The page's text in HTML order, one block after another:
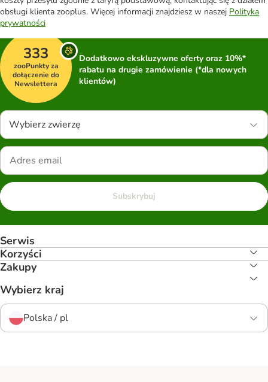
obsługi klienta zooplus. Więcej informacji znajdziesz w naszej Polityka
prywatności
333
zooPunkty za
dołączenie do
Newslettera
Dodatkowo ekskluzywne oferty oraz 10%*
rabatu na drugie zamówienie (*dla nowych
klientów)
Wybierz zwierzę
Subskrybuj
Serwis
Korzyści
Zakupy
Wybierz kraj
Polska / pl